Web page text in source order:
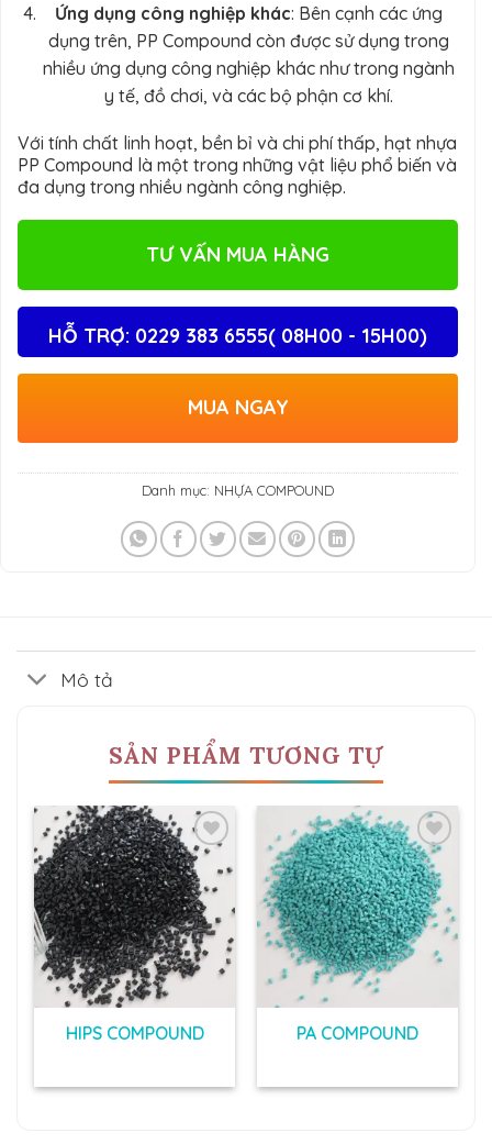
Ứng dụng công nghiệp khác: Bên cạnh các ứng
dụng trên, PP Compound còn được sử dụng trong
nhiều ứng dụng công nghiệp khác như trong ngành
y tế, đồ chơi, và các bộ phận cơ khí.
Với tính chất linh hoạt, bền bỉ và chi phí thấp, hạt nhựa
PP Compound là một trong những vật liệu phổ biến và
đa dụng trong nhiều ngành công nghiệp.
TƯ VẤN MUA HÀNG
HỖ TRỢ: 0229 383 6555( 08H00 - 15H00)
MUA NGAY
Danh mục: NHỰA COMPOUND
Mô tả
SẢN PHẨM TƯƠNG TỰ
Add to
wishlist
HIPS COMPOUND
Add to
wishlist
PA COMPOUND